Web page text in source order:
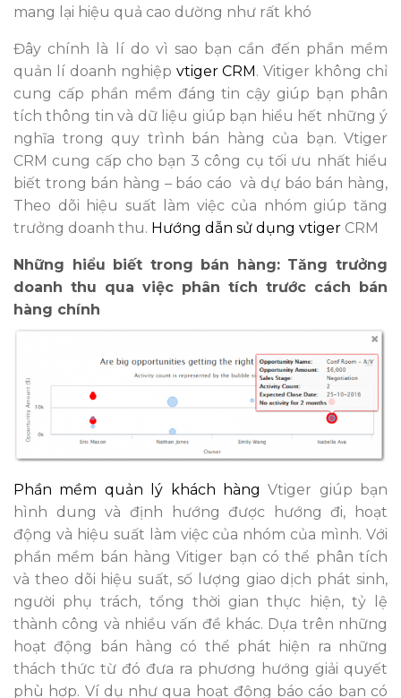
mang lại hiệu quả cao dường như rất khó
Đây chính là lí do vì sao bạn cần đến phần mềm
quản lí doanh nghiệp vtiger CRM . Vitiger không chỉ
cung cấp phần mềm đáng tin cậy giúp bạn phân
tích thông tin và dữ liệu giúp bạn hiểu hết những ý
nghĩa trong quy trình bán hàng của bạn. Vtiger
CRM cung cấp cho bạn 3 công cụ tối ưu nhất hiểu
biết trong bán hàng – báo cáo và dự báo bán hàng,
Theo dõi hiệu suất làm việc của nhóm giúp tăng
trưởng doanh thu. Hướng dẫn sử dụng vtiger CRM
Những hiểu biết trong bán hàng: Tăng trưởng
doanh thu qua việc phân tích trước cách bán
hàng chính
Phần mềm quản lý khách hàng Vtiger giúp bạn
hình dung và định hướng được hướng đi, hoạt
động và hiệu suất làm việc của nhóm của mình. Với
phần mềm bán hàng Vitiger bạn có thể phân tích
và theo dõi hiệu suất, số lượng giao dịch phát sinh,
người phụ trách, tổng thời gian thực hiện, tỷ lệ
thành công và nhiều vấn đề khác. Dựa trên những
hoạt động bán hàng có thể phát hiện ra những
thách thức từ đó đưa ra phương hướng giải quyết
phù hợp. Ví dụ như qua hoạt động báo cáo bạn có